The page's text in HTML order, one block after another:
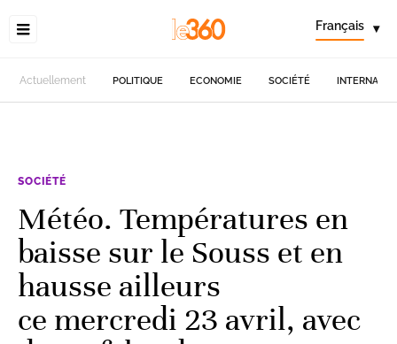
Français ▾
Actuellement POLITIQUE ECONOMIE SOCIÉTÉ
SOCIÉTÉ
Météo. Températures en
baisse sur le Souss et en
hausse ailleurs
ce mercredi 23 avril, avec